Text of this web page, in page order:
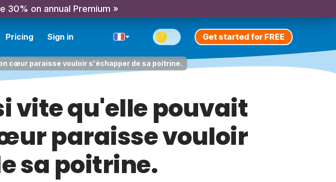
30% on annual Premium »
Pricing Sign in Get started for FREE
cœur paraisse vouloir s'échapper de sa poitrine.
vite qu'elle pouvait
paraisse vouloir
sa poitrine.